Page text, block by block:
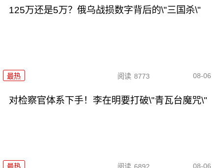
125万还是5万？俄乌战损数字背后的\"三国杀\"
最热 阅读 8773 08-06
对检察官体系下手！李在明要打破\"青瓦台魔咒\"
08-06